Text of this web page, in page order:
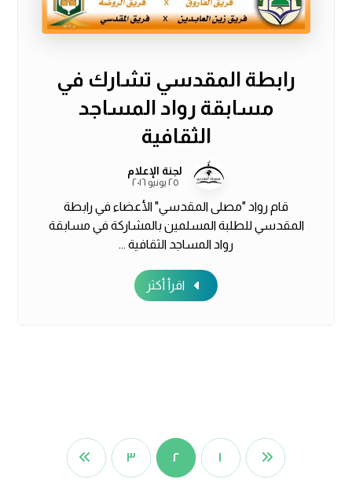
رابطة المقدسي تشارك في
مسابقة رواد المساجد
الثقافية
لجنة الإعلام
٢٥ يونيو ٢٠١٦
قام رواد "مصلى المقدسي" الأعضاء في رابطة
المقدسي للطلبة المسلمين بالمشاركة في مسابقة
رواد المساجد الثقافية ...
اقرأ أكثر
١ ٢ ٣